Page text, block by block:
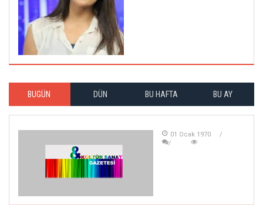
BUGÜN DÜN BU HAFTA BU AY
01 Ocak 1970